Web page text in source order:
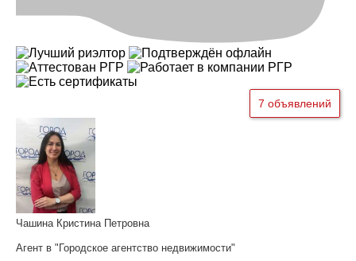
7 объявлений
Чашина Кристина Петровна
Агент в "Городское агентство недвижимости"